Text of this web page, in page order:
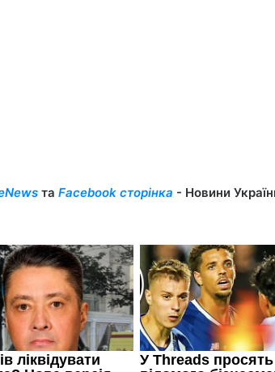
та Facebook сторінка - Новини